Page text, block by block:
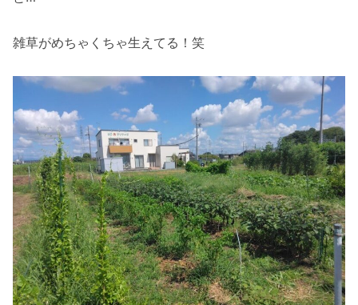
雑草がめちゃくちゃ生えてる！笑